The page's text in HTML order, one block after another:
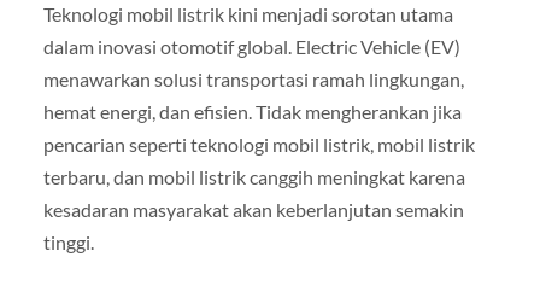
Teknologi mobil listrik kini menjadi sorotan utama
dalam inovasi otomotif global. Electric Vehicle (EV)
menawarkan solusi transportasi ramah lingkungan,
hemat energi, dan efisien. Tidak mengherankan jika
pencarian seperti teknologi mobil listrik, mobil listrik
terbaru, dan mobil listrik canggih meningkat karena
kesadaran masyarakat akan keberlanjutan semakin
tinggi.